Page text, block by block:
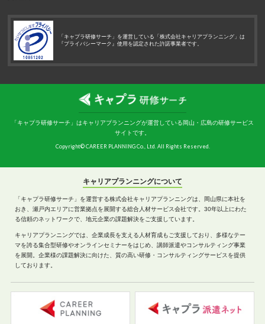
「キャプラ研修サーチ」を運営している「株式会社キャリアプランニング」は
『プライバシーマーク』使用を認定された許諾事業者です。
「キャプラ研修サーチ」はキャリアプランニングが運営している岡山・広島の研修サービス
サイトです。
Copyright© CAREER PLANNING Co., Ltd. All Rights Reserved.
キャリアプランニングについて
「キャプラ研修サーチ」を運営する株式会社キャリアプランニングは、岡山県に本社を
おき、瀬戸内エリアに営業拠点を展開する総合人材サービス会社です。30年以上にわた
る信頼のネットワークで、地元企業の課題解決をご支援しています。
キャリアプランニングでは、企業成長を支える人材育成もご支援しており、多様なテー
マを誇る集合型研修やオンラインセミナーをはじめ、講師派遣やコンサルティング事業
を展開。企業様の課題解決に向けた、質の高い研修・コンサルティングサービスを提供
しております。